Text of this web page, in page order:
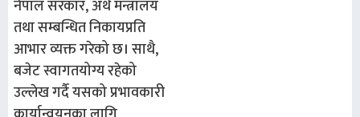
नेपाल सरकार, अर्थ मन्त्रालय
तथा सम्बन्धित निकायप्रति
आभार व्यक्त गरेको छ। साथै,
बजेट स्वागतयोग्य रहेको
उल्लेख गर्दै यसको प्रभावकारी